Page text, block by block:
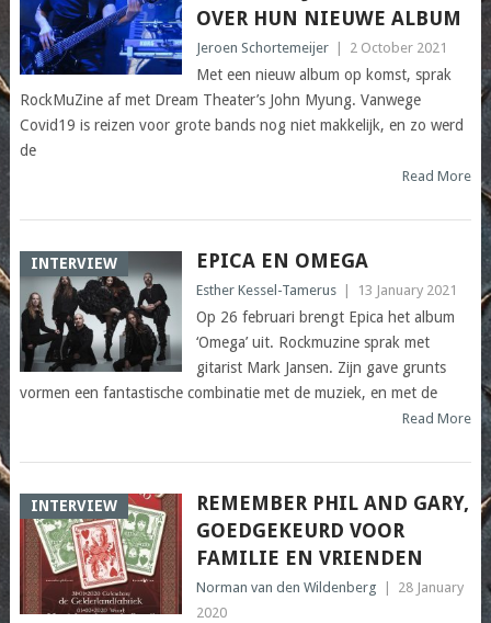
OVER HUN NIEUWE ALBUM
Jeroen Schortemeijer 2 October 2021
Met een nieuw album op komst, sprak
RockMuZine af met Dream Theater’s John Myung. Vanwege
Covid19 is reizen voor grote bands nog niet makkelijk, en zo werd
de
Read More
INTERVIEW EPICA EN OMEGA
Esther Kessel-Tamerus 13 January 2021
Op 26 februari brengt Epica het album
‘Omega’ uit. Rockmuzine sprak met
gitarist Mark Jansen. Zijn gave grunts
vormen een fantastische combinatie met de muziek, en met de
Read More
INTERVIEW
REMEMBER PHIL AND GARY,
GOEDGEKEURD VOOR
FAMILIE EN VRIENDEN
Norman van den Wildenberg
28 January
2020